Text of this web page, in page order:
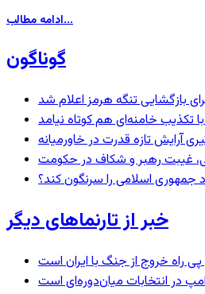
ادامه مطالب...
گوناگون
خامنه‌ای هم کوتاه نیامد
آرایش تازه قدرت در خاورمیانه
غیبت رهبر و شکاف در حکومت
جمهوری اسلامی را سرنگون کند؟
خبر از تارنماهای دیگر
راه خروج از جنگ با ایران است
در انتخابات میان‌دوره‌ای است